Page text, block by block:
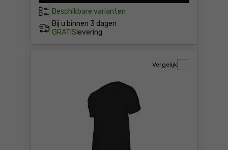
Beschikbare varianten
Bij u binnen 3 dagen
GRATIS levering
Vergelijk